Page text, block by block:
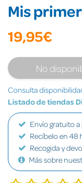
Mis
19,95€
No
Consulta
Listado de tiendas
Envío gratuito
Recíbelo en 48
Recogida y
Más sobre